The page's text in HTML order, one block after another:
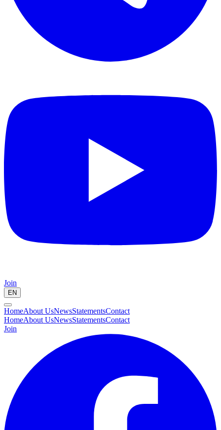
Join
EN
HomeAbout UsNewsStatementsContact
HomeAbout UsNewsStatementsContact
Join